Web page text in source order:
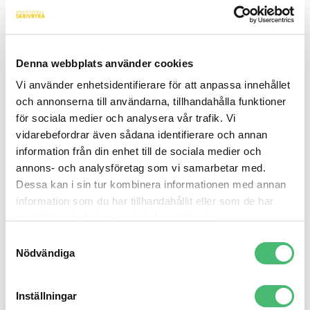
Denna webbplats använder cookies
Vi använder enhetsidentifierare för att anpassa innehållet
och annonserna till användarna, tillhandahålla funktioner
för sociala medier och analysera vår trafik. Vi
vidarebefordrar även sådana identifierare och annan
information från din enhet till de sociala medier och
annons- och analysföretag som vi samarbetar med.
Dessa kan i sin tur kombinera informationen med annan
information som du har tillhandahållit eller som de har
Nödvändiga
Inställningar
Exempel på bra UX-writing
Avanzaanvänder sig av UX-copy för att göra
bankärenden, sparande och aktier, enkelt, begripligt
och till och med roligt. Genom att använda en lättsam
ton i kombination med tydlighet får de användaren att